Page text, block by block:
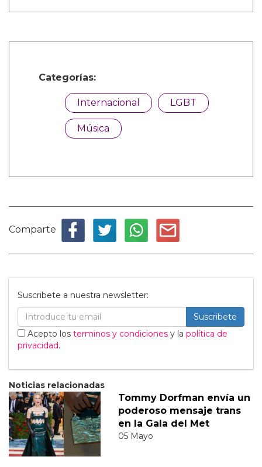
Categorías:
Internacional LGBT
Música
Comparte
Suscribete a nuestra newsletter:
Suscribete
Acepto los terminos y condiciones y la política de
privacidad.
Noticias relacionadas
Tommy Dorfman envía un
poderoso mensaje trans
en la Gala del Met
05 Mayo